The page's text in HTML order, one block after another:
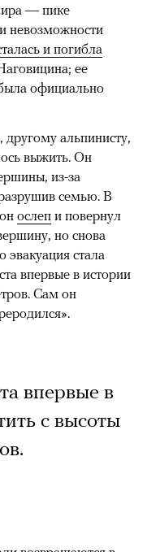
— пике
невозможности
и погибла
ее
официально
альпинисту,
выжить. Он
из-за
семью. В
ослеп и повернул
но снова
эвакуация стала
впервые в истории
Сам он
впервые в
с высоты